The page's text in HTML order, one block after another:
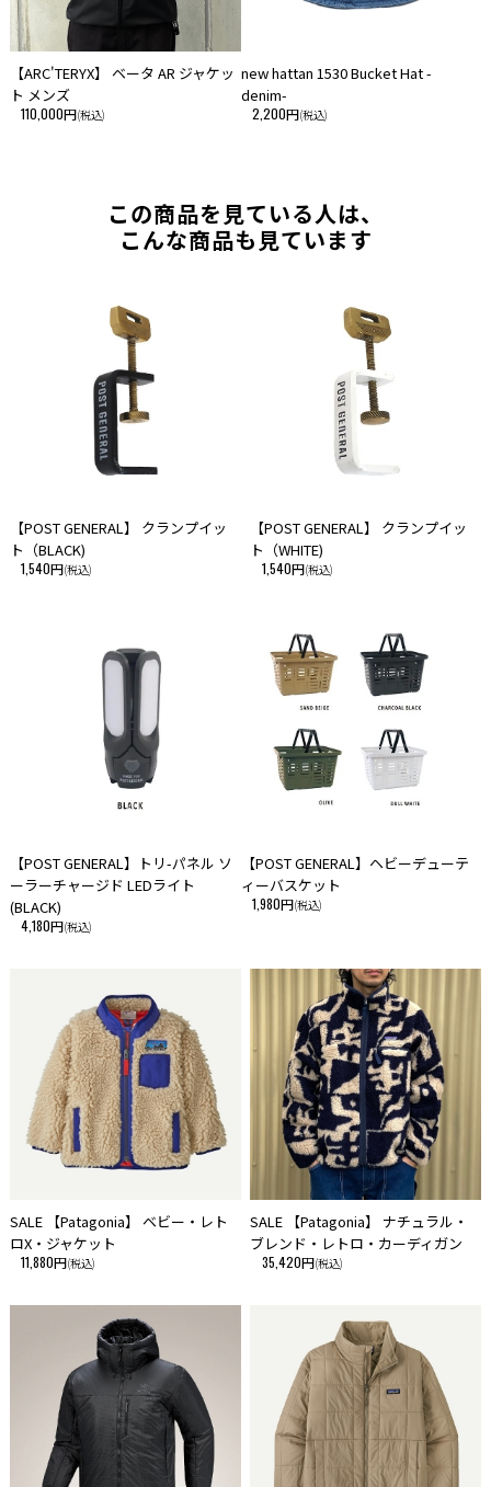
【ARC'TERYX】 ベータ AR ジャケッ
ト メンズ
110,000円(税込)
new hattan 1530 Bucket Hat -
denim-
2,200円(税込)
この商品を見ている人は、
こんな商品も見ています
【POST GENERAL】 クランプイッ
ト（BLACK)
1,540円(税込)
【POST GENERAL】 クランプイッ
ト（WHITE)
1,540円(税込)
【POST GENERAL】トリ-パネル ソ
ーラーチャージド LEDライト
(BLACK)
4,180円(税込)
【POST GENERAL】ヘビーデューテ
ィーバスケット
1,980円(税込)
SALE 【Patagonia】 ベビー・レト
ロX・ジャケット
11,880円(税込)
SALE 【Patagonia】 ナチュラル・
ブレンド・レトロ・カーディガン
35,420円(税込)